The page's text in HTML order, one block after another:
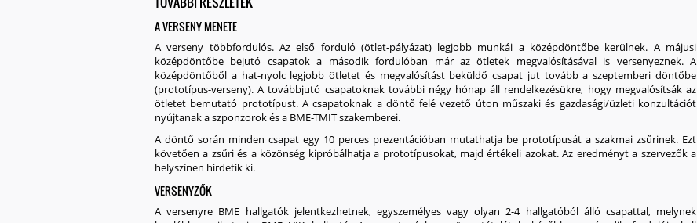
A VERSENY MENETE
A verseny többfordulós. Azelső forduló (ötlet-pályázat)legjobb munkái a középdöntőbe kerülnek. A májusi
középdöntőbe bejutó csapatok a második fordulóban már az ötletek megvalósításával is versenyeznek. A
középdöntőből a hat-nyolc legjobb ötletet és megvalósítást beküldő csapat jut tovább a szeptemberi döntőbe
(prototípus-verseny). A továbbjutó csapatoknak további négy hónap áll rendelkezésükre, hogy megvalósítsák az
ötletet bemutató prototípust. A csapatoknak a döntő felé vezető úton műszaki és gazdasági/üzleti konzultációt
nyújtanak a szponzorok és a BME-TMIT szakemberei.
A döntő során minden csapat egy 10 perces prezentációban mutathatja be prototípusát a szakmai zsűrinek. Ezt
követően a zsűri és a közönség kipróbálhatja a prototípusokat, majd értékeli azokat. Az eredményt a szervezők a
helyszínen hirdetik ki.
VERSENYZŐK
A versenyre BME hallgatókjelentkezhetnek, egyszemélyesvagy olyan2-4 hallgatóból álló csapattal, melynek